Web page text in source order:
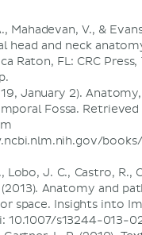
Mahadevan, V., &
head and neck
Raton, FL: CRC Press,
January 2).
Fossa.
books/
Lobo, J. C., Castro, R.,
(2013). Anatomy and
space. Insights into
10.1007/s13244-013-